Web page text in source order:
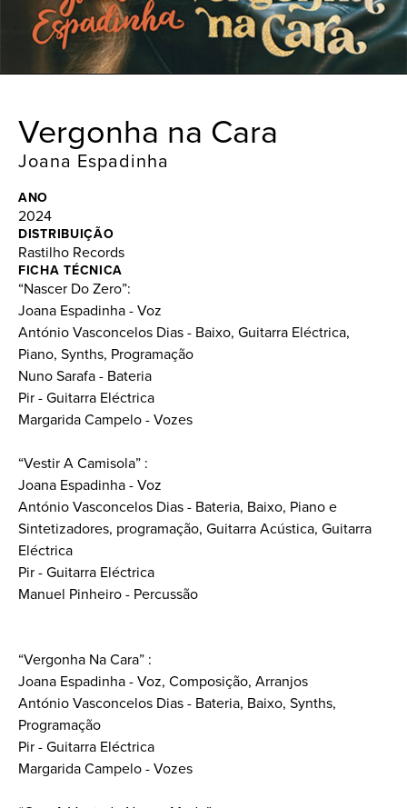
Vergonha na Cara
Joana Espadinha
ANO
2024
DISTRIBUIÇÃO
Rastilho Records
FICHA TÉCNICA
“Nascer Do Zero”:
Joana Espadinha - Voz
António Vasconcelos Dias - Baixo, Guitarra Eléctrica,
Piano, Synths, Programação
Nuno Sarafa - Bateria
Pir - Guitarra Eléctrica
Margarida Campelo - Vozes
“Vestir A Camisola” :
Joana Espadinha - Voz
António Vasconcelos Dias - Bateria, Baixo, Piano e
Sintetizadores, programação, Guitarra Acústica, Guitarra
Eléctrica
Pir - Guitarra Eléctrica
Manuel Pinheiro - Percussão
“Vergonha Na Cara” :
Joana Espadinha - Voz, Composição, Arranjos
António Vasconcelos Dias - Bateria, Baixo, Synths,
Programação
Pir - Guitarra Eléctrica
Margarida Campelo - Vozes